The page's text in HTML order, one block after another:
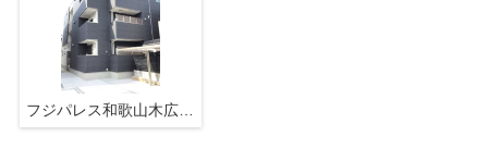
フジパレス和歌山木広ノース